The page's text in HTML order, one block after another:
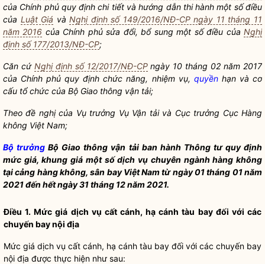
của Chính phủ quy định chi tiết và hướng dẫn thi hành một số điều
của Luật Giá vàNghị định số 149/2016/NĐ-CP ngày 11 tháng 11
năm 2016 của Chính phủ sửa đổi, bổ sung một số điều củaNghị
định số 177/2013/NĐ-CP;
Căn cứ Nghị định số 12/2017/NĐ-CPngày 10 tháng 02 năm 2017
của Chính phủ quy định chức năng, nhiệm vụ, quyềnhạn và cơ
cấu tổ chức của Bộ Giao thông vận tải;
Theo đề nghị của Vụ trưởng Vụ Vận tải và Cục trưởng Cục Hàng
không Việt Nam;
Bộ trưởng Bộ Giao thông vận tảiban hành Thông tư quy định
mức giá, khung giá một sốdịch vụ chuyên ngành hàng không
tạicảng hàng không,sân bayViệt Nam từ ngày 01 tháng 01 năm
2021 đến hết ngày 31 tháng 12 năm 2021.
Điều 1. Mức giá dịch vụ cất cánh, hạ cánhtàu bayđối với các
chuyến bay nội địa
Mức giá dịch vụ cất cánh, hạ cánh tàu bay đối với các chuyến bay
nội địa được thực hiện như sau: